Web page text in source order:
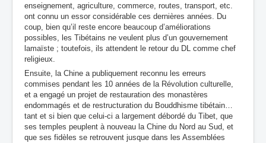
enseignement, agriculture, commerce, routes, transport, etc.
ont connu un essor considérable ces dernières années. Du
coup, bien qu’il reste encore beaucoup d’améliorations
possibles, les Tibétains ne veulent plus d’un gouvernement
lamaïste ; toutefois, ils attendent le retour du DL comme chef
religieux.
Ensuite, la Chine a publiquement reconnu les erreurs
commises pendant les 10 années de la Révolution culturelle,
et a engagé un projet de restauration des monastères
endommagés et de restructuration du Bouddhisme tibétain…
tant et si bien que celui-ci a largement débordé du Tibet, que
ses temples peuplent à nouveau la Chine du Nord au Sud, et
que ses fidèles se retrouvent jusque dans les Assemblées